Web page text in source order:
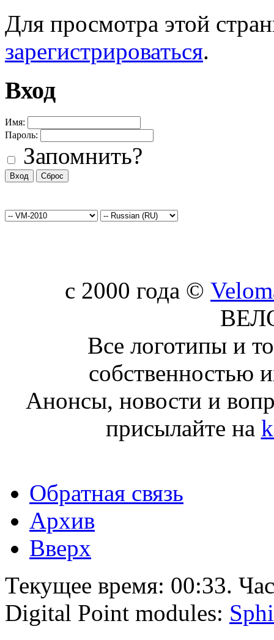
Для просмотра этой
зарегистрироваться.
Вход
Имя:
Пароль:
Запомнить?
c 2000 года ©
Все логотипы и
собственностью
Анонсы, новости и
присылайте на
Обратная связь
Архив
Вверх
Текущее время: 00:33.
Digital Point modules: